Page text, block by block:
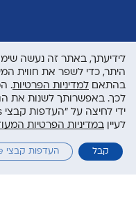
היתר, כדי לשפר את חווית
בהתאם למדיניות הפרטיות.
לעיין במדיניות הפרטיות
קבל העדפות קבצי Cookie